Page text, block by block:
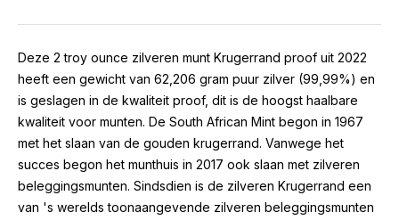
Deze 2 troy ounce zilveren munt Krugerrand proof uit 2022
heeft een gewicht van 62,206 gram puur zilver (99,99%) en
is geslagen in de kwaliteit proof, dit is de hoogst haalbare
kwaliteit voor munten. De South African Mint begon in 1967
met het slaan van de gouden krugerrand. Vanwege het
succes begon het munthuis in 2017 ook slaan met zilveren
beleggingsmunten. Sindsdien is de zilveren Krugerrand een
van 's werelds toonaangevende zilveren beleggingsmunten